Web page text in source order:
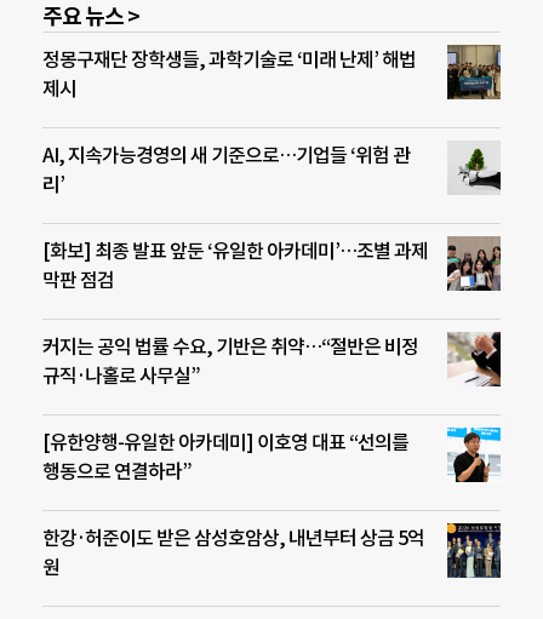
주요 뉴스 >
정몽구재단 장학생들, 과학기술로 ‘미래 난제’ 해법
제시
AI, 지속가능경영의 새 기준으로…기업들 ‘위험 관
리’
[화보] 최종 발표 앞둔 ‘유일한 아카데미’…조별 과제
막판 점검
커지는 공익 법률 수요, 기반은 취약…“절반은 비정
규직·나홀로 사무실”
[유한양행-유일한 아카데미] 이호영 대표 “선의를
행동으로 연결하라”
한강·허준이도 받은 삼성호암상, 내년부터 상금 5억
원